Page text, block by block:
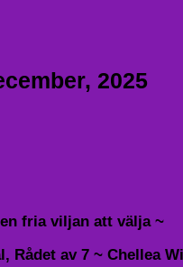
2025
fria viljan att välja ~
Rådet av 7 ~ Chellea